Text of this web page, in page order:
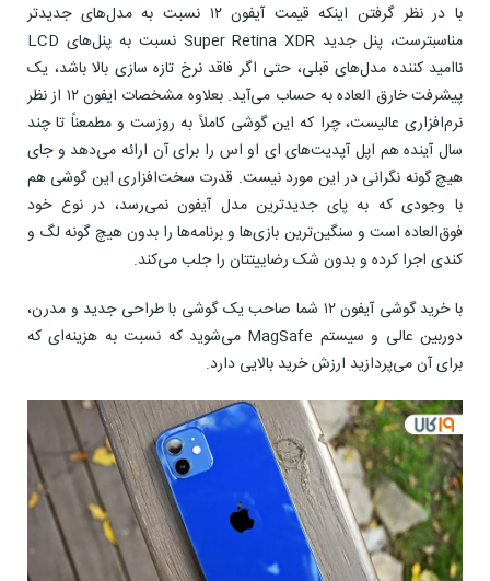
با در نظر گرفتن اینکه قیمت آیفون ۱۲ نسبت به مدل‌های جدیدتر
مناسبترست، پنل جدید Super Retina XDR نسبت به پنل‌های LCD
ناامید کننده مدل‌های قبلی، حتی اگر فاقد نرخ تازه سازی بالا باشد، یک
پیشرفت خارق العاده به حساب می‌آید. بعلاوه مشخصات ایفون ۱۲ از نظر
نرم‌افزاری عالیست، چرا که این گوشی کاملاً به روزست و مطمعناً تا چند
سال آینده هم اپل آپدیت‌های ای او اس را برای آن ارائه می‌دهد و جای
هیچ گونه نگرانی در این مورد نیست. قدرت سخت‌افزاری این گوشی هم
با وجودی که به پای جدیدترین مدل آیفون نمی‌رسد، در نوع خود
فوق‌العاده است و سنگین‌ترین بازی‌ها و برنامه‌ها را بدون هیچ گونه لگ و
کندی اجرا کرده و بدون شک رضاییتتان را جلب می‌کند.
با خرید گوشی آیفون ۱۲ شما صاحب یک گوشی با طراحی جدید و مدرن،
دوربین عالی و سیستم MagSafe می‌شوید که نسبت به هزینه‌ای که
برای آن می‌پردازید ارزش خرید بالایی دارد.